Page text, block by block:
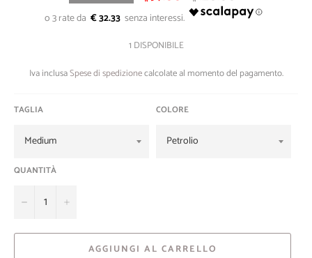
listino
€ 32.33
1 DISPONIBILE
Iva inclusaSpese di spedizionecalcolate al momento del pagamento.
TAGLIA COLORE
QUANTITÀ
− +
AGGIUNGI AL CARRELLO